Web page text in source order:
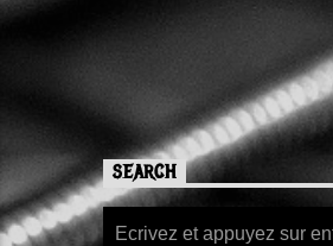
SEARCH